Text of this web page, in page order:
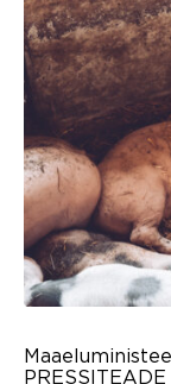
PRESSITEADE